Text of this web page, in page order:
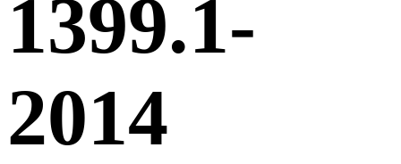
1399.1-
2014